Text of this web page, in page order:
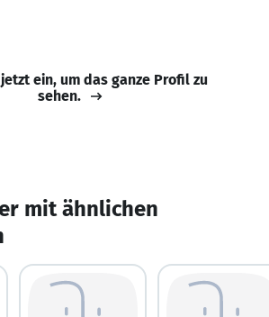
ein, um das ganze Profil zu
sehen.
mit ähnlichen